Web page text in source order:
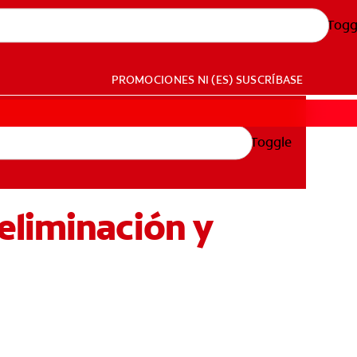
PROMOCIONES NI (ES) SUSCRÍBASE
Toggle
y